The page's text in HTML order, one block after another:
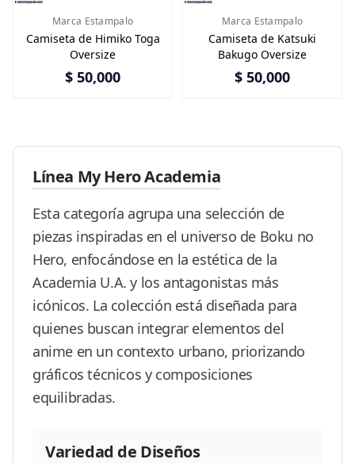
Marca Estampalo
Camiseta de Himiko Toga
Oversize
$ 50,000
Marca Estampalo
Camiseta de Katsuki
Bakugo Oversize
$ 50,000
Línea My Hero Academia
Esta categoría agrupa una selección de
piezas inspiradas en el universo de Boku no
Hero, enfocándose en la estética de la
Academia U.A. y los antagonistas más
icónicos. La colección está diseñada para
quienes buscan integrar elementos del
anime en un contexto urbano, priorizando
gráficos técnicos y composiciones
equilibradas.
Variedad de Diseños